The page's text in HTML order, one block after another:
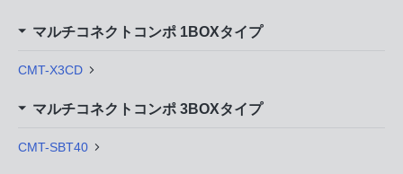
マルチコネクトコンポ 1BOXタイプ
CMT-X3CD
マルチコネクトコンポ 3BOXタイプ
CMT-SBT40